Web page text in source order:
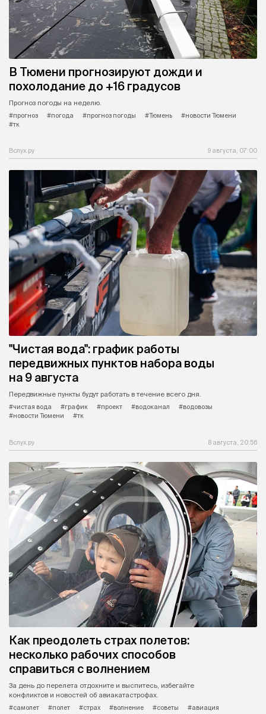
В Тюмени прогнозируют дожди и
похолодание до +16 градусов
Прогноз погоды на неделю.
#прогноз
#погода #прогноз погоды #Тюмень
#новости Тюмени
#тк
Вслух.ру 9 августа, 07:00
"Чистая вода": график работы
передвижных пунктов набора воды
на 9 августа
Передвижные пункты будут работать в течение всего дня.
#чистая вода
#график #проект #водоканал
#водовозы
#новости Тюмени
#тк
Вслух.ру 8 августа, 20:56
Как преодолеть страх полетов:
несколько рабочих способов
справиться с волнением
За день до перелета отдохните и выспитесь, избегайте
конфликтов и новостей об авиакатастрофах.
#самолет
#полет #страх #волнение #советы
#авиация